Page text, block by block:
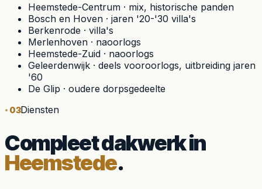
Heemstede-Centrum · mix, historische panden
Bosch en Hoven · jaren '20-'30 villa's
Berkenrode · villa's
Merlenhoven · naoorlogs
Heemstede-Zuid · naoorlogs
Geleerdenwijk · deels vooroorlogs, uitbreiding jaren
'60
De Glip · oudere dorpsgedeelte
03Diensten
Compleet dakwerk in
Heemstede.